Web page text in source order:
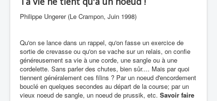
Philippe Ungerer (Le Crampon, Juin 1998)
Qu'on se lance dans un rappel, qu'on fasse un exercice de
sortie de crevasse ou qu'on se vache sur un relais, on confie
généreusement sa vie à une corde, une sangle ou à une
cordelette. Sans parler des chutes, bien sûr.... Mais par quoi
tiennent généralement ces filins ? Par un noeud d'encordement
bouclé en quelques secondes au départ de la course; par un
vieux noeud de sangle, un noeud de prussik, etc. Savoir faire